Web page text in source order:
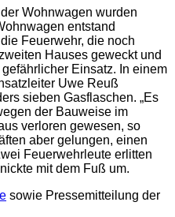
Wohnwagen wurden
entstand
Feuerwehr, die noch
Hauses geweckt und
Einsatz. In einem
Uwe Reuß
sieben Gasflaschen. „Es
der Bauweise im
verloren gewesen, so
aber gelungen, einen
Feuerwehrleute erlitten
mit dem Fuß um.
sowie Pressemitteilung der